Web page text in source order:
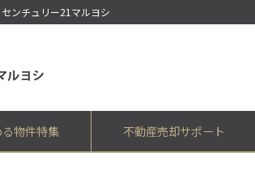
ンチュリー21マルヨシ
物件特集 不動産売却サポート